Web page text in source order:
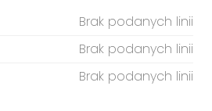
Brak podanych linii
Brak podanych linii
Brak podanych linii